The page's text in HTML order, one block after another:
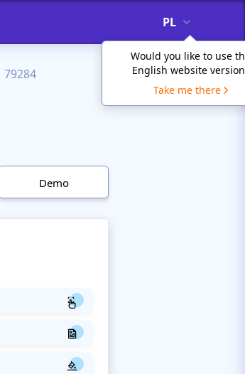
PL
Would you like to use
English website
Take me there
79284
Demo